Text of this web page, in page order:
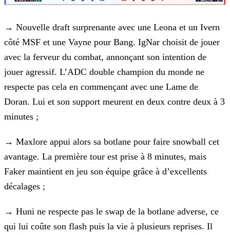
→ Nouvelle draft surprenante avec une Leona et un Ivern
côté MSF et une Vayne pour Bang. IgNar choisit de jouer
avec la ferveur du combat, annonçant son intention de
jouer agressif. L’ADC double champion du monde ne
respecte pas cela en commençant avec une Lame de
Doran. Lui et son support meurent en deux contre deux à 3
minutes ;
→ Maxlore appui alors sa botlane pour faire snowball cet
avantage. La première tour est prise à 8 minutes, mais
Faker maintient en jeu son équipe grâce à d’excellents
décalages ;
→ Huni ne respecte pas le swap de la botlane adverse, ce
qui lui coûte son flash puis la vie à plusieurs reprises. Il